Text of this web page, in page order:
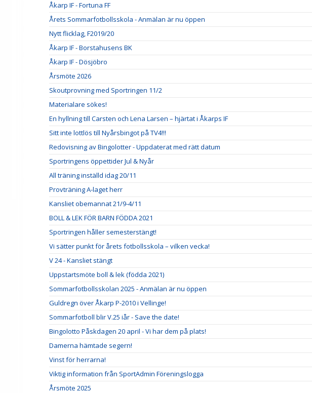
Åkarp IF - Fortuna FF
Årets Sommarfotbollsskola - Anmälan är nu öppen
Nytt flicklag, F2019/20
Åkarp IF - Borstahusens BK
Åkarp IF - Dösjöbro
Årsmöte 2026
Skoutprovning med Sportringen 11/2
Materialare sökes!
En hyllning till Carsten och Lena Larsen – hjärtat i Åkarps IF
Sitt inte lottlös till Nyårsbingot på TV4!!!
Redovisning av Bingolotter - Uppdaterat med rätt datum
Sportringens öppettider Jul & Nyår
All träning inställd idag 20/11
Provträning A-laget herr
Kansliet obemannat 21/9-4/11
BOLL & LEK FÖR BARN FÖDDA 2021
Sportringen håller semesterstängt!
Vi sätter punkt för årets fotbollsskola – vilken vecka!
V 24 - Kansliet stängt
Uppstartsmöte boll & lek (födda 2021)
Sommarfotbollsskolan 2025 - Anmälan är nu öppen
Guldregn över Åkarp P-2010 i Vellinge!
Sommarfotboll blir V.25 iår - Save the date!
Bingolotto Påskdagen 20 april - Vi har dem på plats!
Damerna hämtade segern!
Vinst för herrarna!
Viktig information från SportAdmin Föreningslogga
Årsmöte 2025